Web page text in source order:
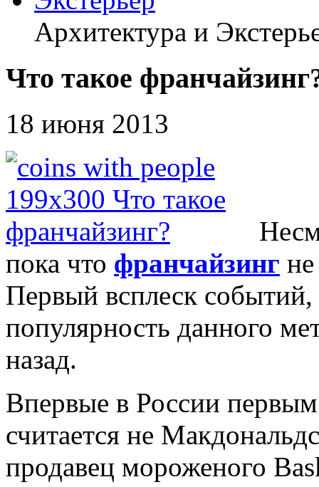
Архитектура и
Что такое
18 июня 2013
пока что франчайзинг
Первый всплеск событий,
популярность данного
назад.
Впервые в России
считается не
продавец мороженого